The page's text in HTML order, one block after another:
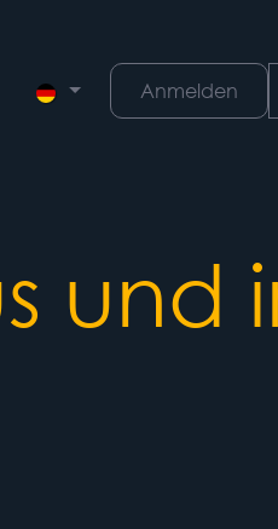
Anmelden
und